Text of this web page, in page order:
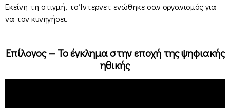
Εκείνη τη στιγμή, το Ίντερνετ ενώθηκε σαν οργανισμός για
να τον κυνηγήσει.
Επίλογος — Το έγκλημα στην εποχή της ψηφιακής
ηθικής